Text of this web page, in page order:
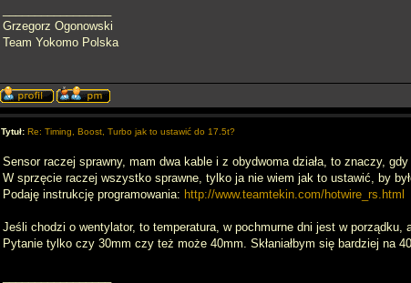
Grzegorz Ogonowski
Team Yokomo Polska
Tytuł: Re: Timing, Boost, Turbo jak to ustawić do 17.5t?
Sensor raczej sprawny, mam dwa kable i z obydwoma działa, to znaczy,
W sprzęcie raczej wszystko sprawne, tylko ja nie wiem jak to ustawić, by
Podaję instrukcję programowania: http://www.teamtekin.com/hotwire_rs.html
Jeśli chodzi o wentylator, to temperatura, w pochmurne dni jest w
Pytanie tylko czy 30mm czy też może 40mm. Skłaniałbym się bardziej na